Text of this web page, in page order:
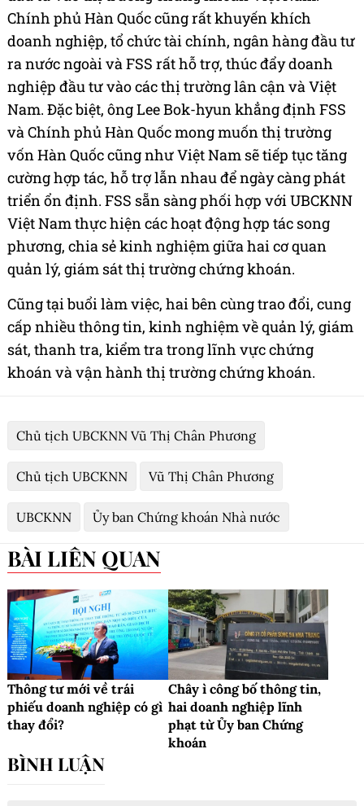
Chính phủ Hàn Quốc cũng rất khuyến khích
doanh nghiệp, tổ chức tài chính, ngân hàng đầu tư
ra nước ngoài và FSS rất hỗ trợ, thúc đẩy doanh
nghiệp đầu tư vào các thị trường lân cận và Việt
Nam. Đặc biệt, ông Lee Bok-hyun khẳng định FSS
và Chính phủ Hàn Quốc mong muốn thị trường
vốn Hàn Quốc cũng như Việt Nam sẽ tiếp tục tăng
cường hợp tác, hỗ trợ lẫn nhau để ngày càng phát
triển ổn định. FSS sẵn sàng phối hợp với UBCKNN
Việt Nam thực hiện các hoạt động hợp tác song
phương, chia sẻ kinh nghiệm giữa hai cơ quan
quản lý, giám sát thị trường chứng khoán.
Cũng tại buổi làm việc, hai bên cùng trao đổi, cung
cấp nhiều thông tin, kinh nghiệm về quản lý, giám
sát, thanh tra, kiểm tra trong lĩnh vực chứng
khoán và vận hành thị trường chứng khoán.
Chủ tịch UBCKNN Vũ Thị Chân Phương
Chủ tịch UBCKNN Vũ Thị Chân Phương
UBCKNN Ủy ban Chứng khoán Nhà nước
BÀI LIÊN QUAN
Thông tư mới về trái
phiếu doanh nghiệp có gì
thay đổi?
Chây ì công bố thông tin,
hai doanh nghiệp lĩnh
phạt từ Ủy ban Chứng
khoán